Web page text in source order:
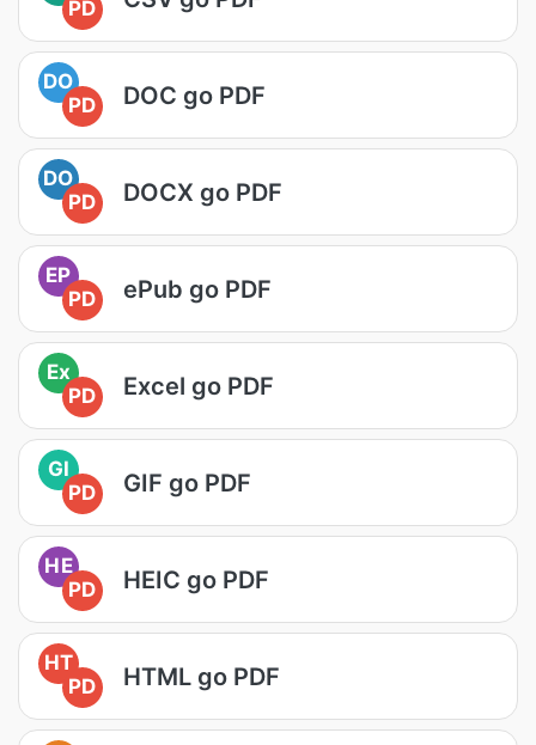
PD
DO
PD
DOC go PDF
DO
PD
DOCX go PDF
EP
PD
ePub go PDF
Ex
PD
Excel go PDF
GI
PD
GIF go PDF
HE
PD
HEIC go PDF
HT
PD
HTML go PDF